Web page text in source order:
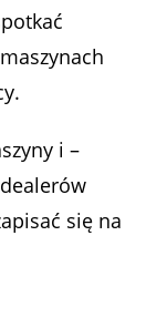
i –
się na